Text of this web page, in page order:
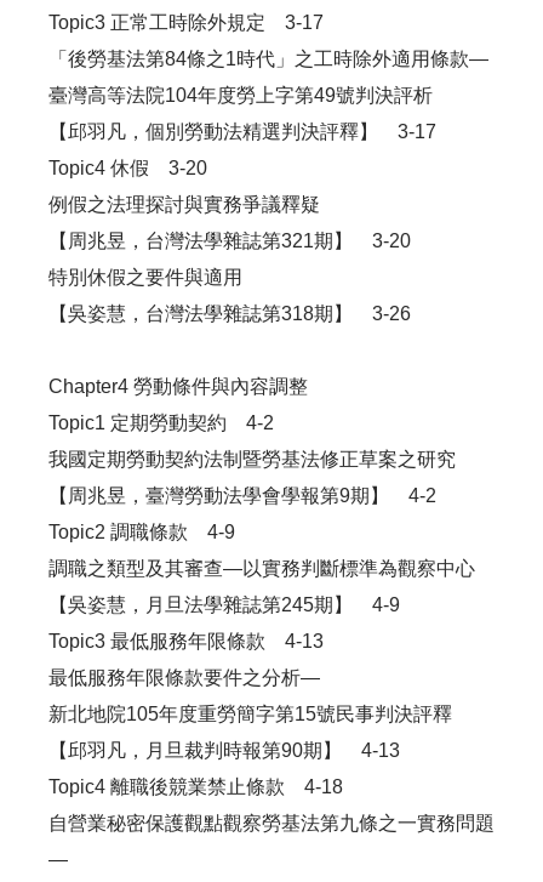
Topic3 正常工時除外規定 3-17
「後勞基法第84條之1時代」之工時除外適用條款—
臺灣高等法院104年度勞上字第49號判決評析
【邱羽凡，個別勞動法精選判決評釋】 3-17
Topic4 休假 3-20
例假之法理探討與實務爭議釋疑
【周兆昱，台灣法學雜誌第321期】 3-20
特別休假之要件與適用
【吳姿慧，台灣法學雜誌第318期】 3-26
Chapter4 勞動條件與內容調整
Topic1 定期勞動契約 4-2
我國定期勞動契約法制暨勞基法修正草案之研究
【周兆昱，臺灣勞動法學會學報第9期】 4-2
Topic2 調職條款 4-9
調職之類型及其審查—以實務判斷標準為觀察中心
【吳姿慧，月旦法學雜誌第245期】 4-9
Topic3 最低服務年限條款 4-13
最低服務年限條款要件之分析—
新北地院105年度重勞簡字第15號民事判決評釋
【邱羽凡，月旦裁判時報第90期】 4-13
Topic4 離職後競業禁止條款 4-18
自營業秘密保護觀點觀察勞基法第九條之一實務問題
—